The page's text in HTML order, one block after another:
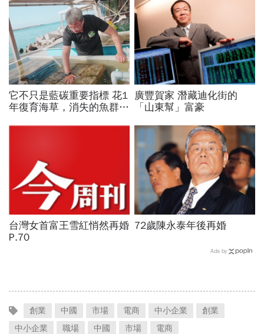
它不只是藍碳重要指標 花1
年復育海草，消失的魚群也
廣豐賀家 潛藏迪化街的
「山東幫」富豪
台灣女首富王雪紅悄然再婚
P.70
72歲陳永泰年後再婚
Ads by
創業 中國 市場 電商 中小企業
創業
中小企業
職場 中國 市場 電商